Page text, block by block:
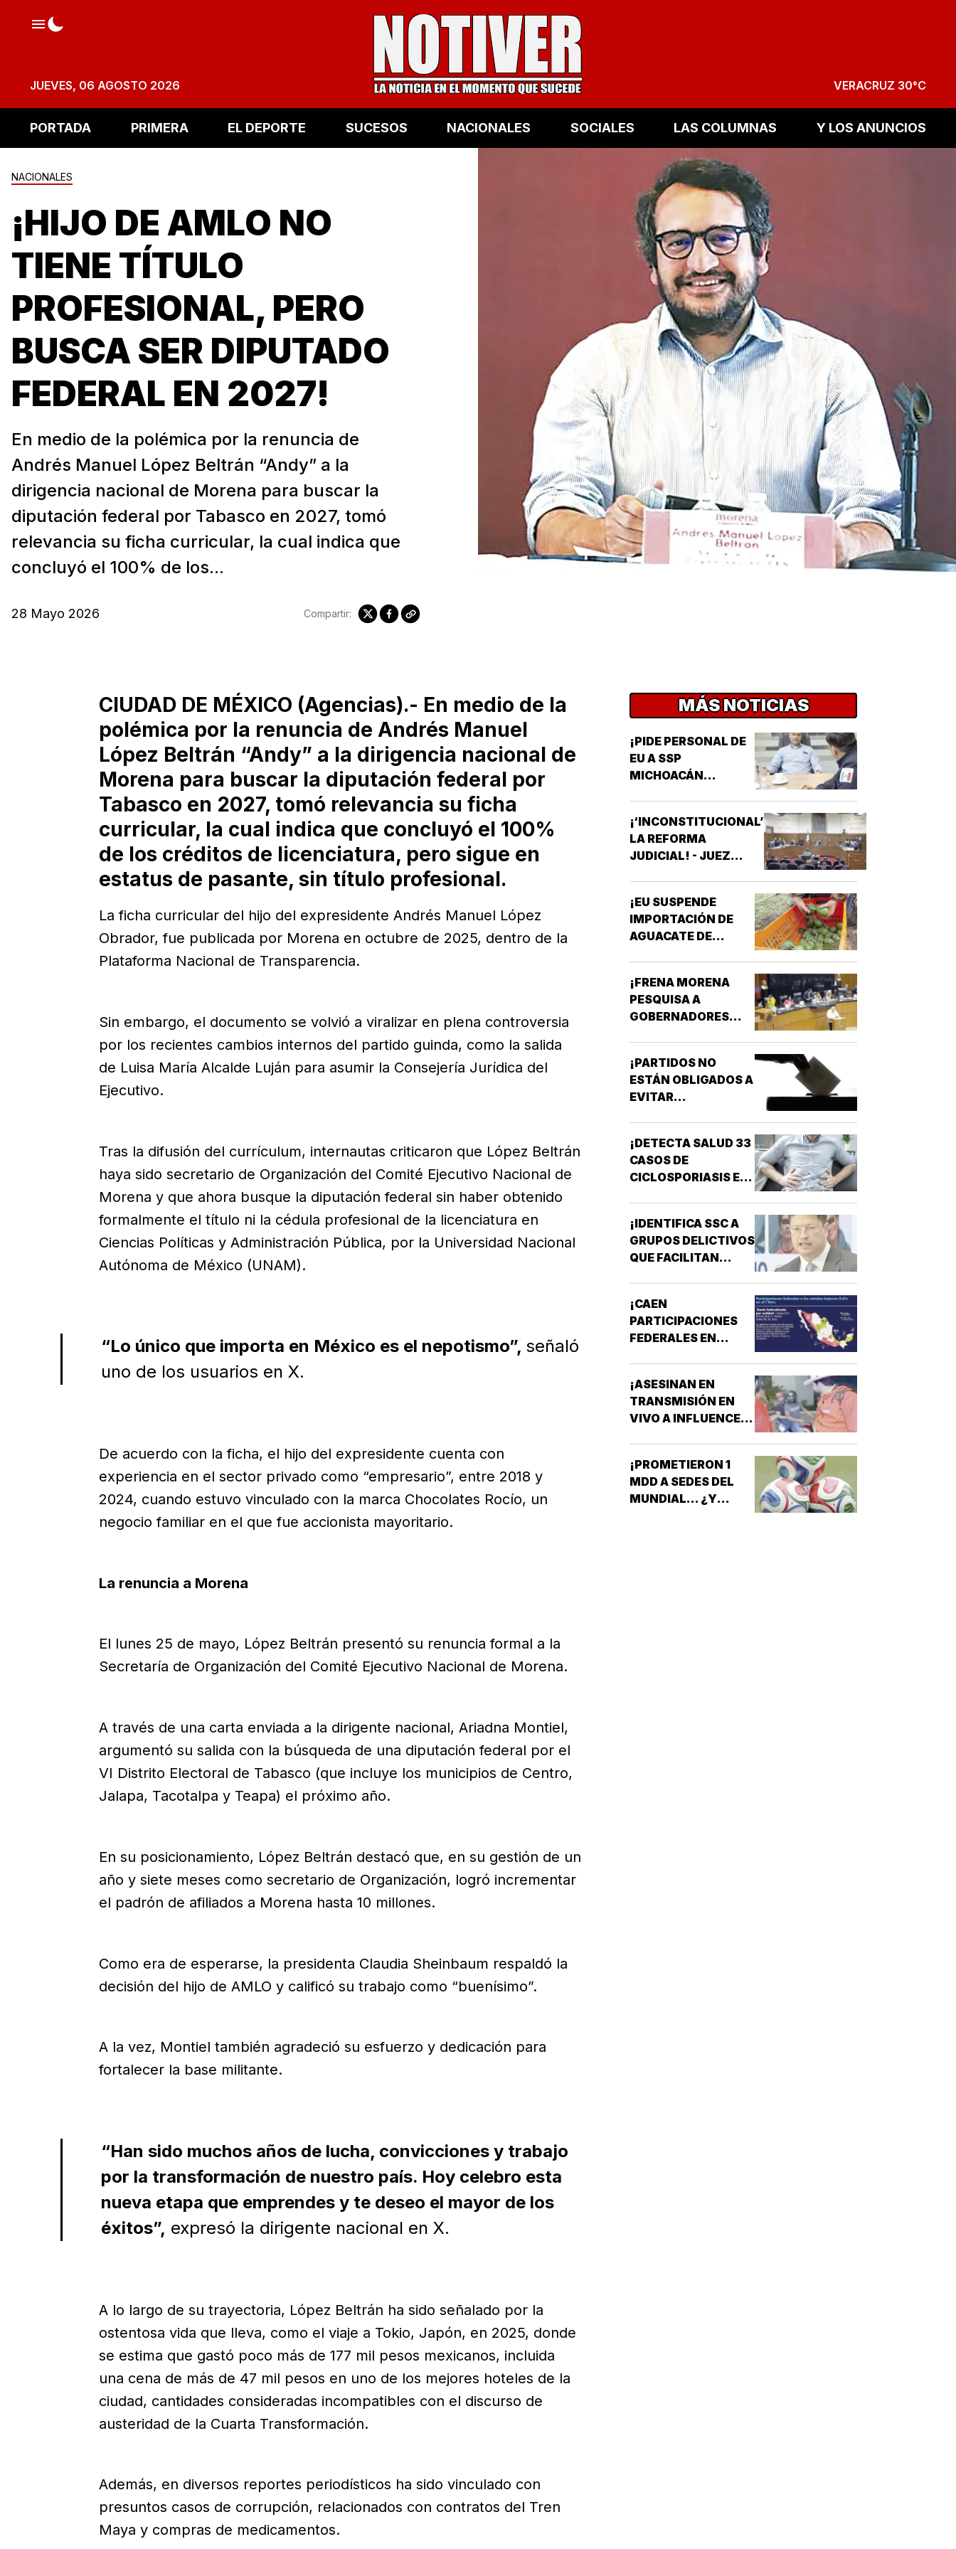
JUEVES, 06 AGOSTO 2026 VERACRUZ 30°C
PORTADA PRIMERA EL DEPORTE SUCESOS NACIONALES SOCIALES LAS COLUMNAS Y LOS ANUNCIOS
NACIONALES
¡HIJO DE AMLO NO
TIENE TÍTULO
PROFESIONAL, PERO
BUSCA SER DIPUTADO
FEDERAL EN 2027!
En medio de la polémica por la renuncia de
Andrés Manuel López Beltrán “Andy” a la
dirigencia nacional de Morena para buscar la
diputación federal por Tabasco en 2027, tomó
relevancia su ficha curricular, la cual indica que
concluyó el 100% de los...
28 Mayo 2026 Compartir:
CIUDAD DE MÉXICO (Agencias).- En medio de la
polémica por la renuncia de Andrés Manuel
López Beltrán “Andy” a la dirigencia nacional de
Morena para buscar la diputación federal por
Tabasco en 2027, tomó relevancia su ficha
curricular, la cual indica que concluyó el 100%
de los créditos de licenciatura, pero sigue en
estatus de pasante, sin título profesional.
La ficha curricular del hijo del expresidente Andrés Manuel López
Obrador, fue publicada por Morena en octubre de 2025, dentro de la
Plataforma Nacional de Transparencia.
Sin embargo, el documento se volvió a viralizar en plena controversia
por los recientes cambios internos del partido guinda, como la salida
de Luisa María Alcalde Luján para asumir la Consejería Jurídica del
Ejecutivo.
Tras la difusión del currículum, internautas criticaron que López Beltrán
haya sido secretario de Organización del Comité Ejecutivo Nacional de
Morena y que ahora busque la diputación federal sin haber obtenido
formalmente el título ni la cédula profesional de la licenciatura en
Ciencias Políticas y Administración Pública, por la Universidad Nacional
Autónoma de México (UNAM).
“Lo único que importa en México es el nepotismo”, señaló
uno de los usuarios en X.
De acuerdo con la ficha, el hijo del expresidente cuenta con
experiencia en el sector privado como “empresario”, entre 2018 y
2024, cuando estuvo vinculado con la marca Chocolates Rocío, un
negocio familiar en el que fue accionista mayoritario.
La renuncia a Morena
El lunes 25 de mayo, López Beltrán presentó su renuncia formal a la
Secretaría de Organización del Comité Ejecutivo Nacional de Morena.
A través de una carta enviada a la dirigente nacional, Ariadna Montiel,
argumentó su salida con la búsqueda de una diputación federal por el
VI Distrito Electoral de Tabasco (que incluye los municipios de Centro,
Jalapa, Tacotalpa y Teapa) el próximo año.
En su posicionamiento, López Beltrán destacó que, en su gestión de un
año y siete meses como secretario de Organización, logró incrementar
el padrón de afiliados a Morena hasta 10 millones.
Como era de esperarse, la presidenta Claudia Sheinbaum respaldó la
decisión del hijo de AMLO y calificó su trabajo como “buenísimo”.
A la vez, Montiel también agradeció su esfuerzo y dedicación para
fortalecer la base militante.
“Han sido muchos años de lucha, convicciones y trabajo
por la transformación de nuestro país. Hoy celebro esta
nueva etapa que emprendes y te deseo el mayor de los
éxitos”, expresó la dirigente nacional en X.
A lo largo de su trayectoria, López Beltrán ha sido señalado por la
ostentosa vida que lleva, como el viaje a Tokio, Japón, en 2025, donde
se estima que gastó poco más de 177 mil pesos mexicanos, incluida
una cena de más de 47 mil pesos en uno de los mejores hoteles de la
ciudad, cantidades consideradas incompatibles con el discurso de
austeridad de la Cuarta Transformación.
Además, en diversos reportes periodísticos ha sido vinculado con
presuntos casos de corrupción, relacionados con contratos del Tren
Maya y compras de medicamentos.
MÁS NOTICIAS
¡PIDE PERSONAL DE
EU A SSP
MICHOACÁN
¡‘INCONSTITUCIONAL’
LA REFORMA
JUDICIAL! - JUEZ
¡EU SUSPENDE
IMPORTACIÓN DE
AGUACATE DE
¡FRENA MORENA
PESQUISA A
GOBERNADORES
¡PARTIDOS NO
ESTÁN OBLIGADOS A
EVITAR
¡DETECTA SALUD 33
CASOS DE
CICLOSPORIASIS EN
¡IDENTIFICA SSC A
GRUPOS DELICTIVOS
QUE FACILITAN
¡CAEN
PARTICIPACIONES
FEDERALES EN
¡ASESINAN EN
TRANSMISIÓN EN
VIVO A INFLUENCER
¡PROMETIERON 1
MDD A SEDES DEL
MUNDIAL... ¿Y